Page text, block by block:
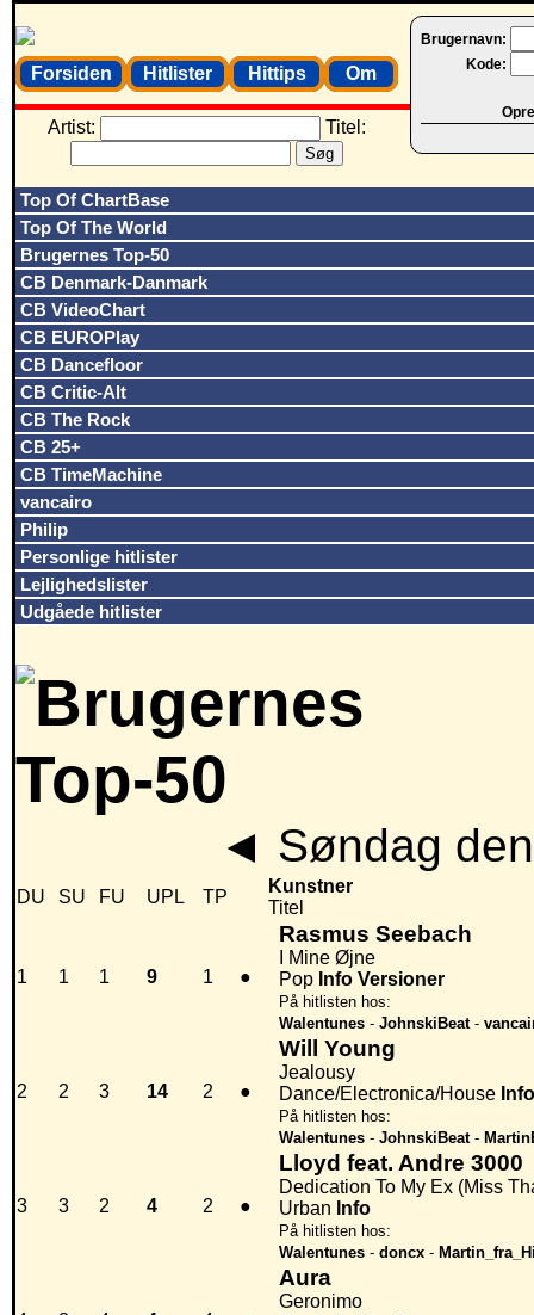
Brugernavn:
Kode:
Forsiden Hitlister Hittips Om
Artist: Titel:
Top Of ChartBase
Top Of The World
Brugernes Top-50
CB Denmark-Danmark
CB VideoChart
CB EUROPlay
CB Dancefloor
CB Critic-Alt
CB The Rock
CB 25+
CB TimeMachine
vancairo
Philip
Personlige hitlister
Lejlighedslister
Udgåede hitlister
◄ Søndag
DU SU FU UPL TP
Kunstner
Titel
1 1 1 9 1 ●
Rasmus Seebach
I Mine Øjne
Pop Info Versioner
På hitlisten hos:
Walentunes - JohnskiBeat-
2 2 3 14 2 ●
Will Young
Jealousy
Dance/Electronica/House Info
På hitlisten hos:
Walentunes - JohnskiBeat-
3 3 2 4 2 ●
Lloyd feat. Andre 3000
Dedication To My Ex (Miss
Urban Info
På hitlisten hos:
Walentunes - doncx -
Aura
Geronimo